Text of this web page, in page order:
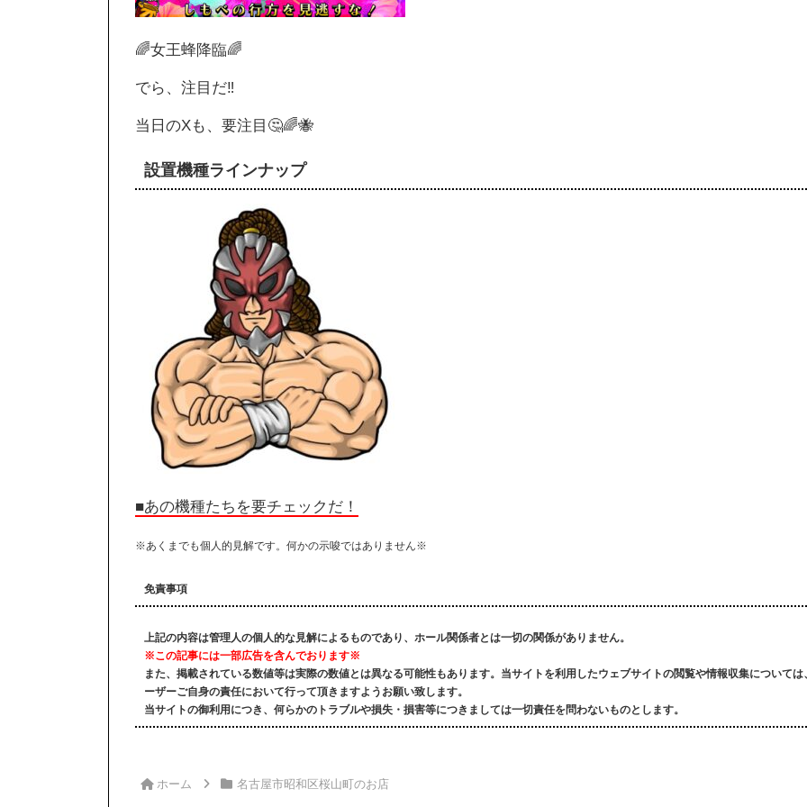
🌈女王蜂降臨🌈
でら、注目だ‼️
当日のXも、要注目🤔🌈🐝
設置機種ラインナップ
■あの機種たちを要チェックだ！
※あくまでも個人的見解です。何かの示唆ではありません※
免責事項
上記の内容は管理人の個人的な見解によるものであり、ホール関係者とは一切の関係がありません。
※この記事には一部広告を含んでおります※
また、掲載されている数値等は実際の数値とは異なる可能性もあります。 当サイトを利用したウェブサイトの閲覧や情報収集については
ーザーご自身の責任において行って頂きますようお願い致します。
当サイトの御利用につき、何らかのトラブルや損失・損害等につきましては一切責任を問わないものとします。
ホーム 名古屋市昭和区桜山町のお店